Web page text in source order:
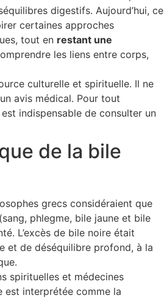
digestifs. Aujourd’hui, ce
certaines approches
tout en restant une
les liens entre corps,
culturelle et spirituelle. Il ne
avis médical. Pour tout
indispensable de consulter un
de la bile
grecs considéraient que
phlegme, bile jaune et bile
L’excès de bile noire était
et de déséquilibre profond, à la
spirituelles et médecines
est interprétée comme la